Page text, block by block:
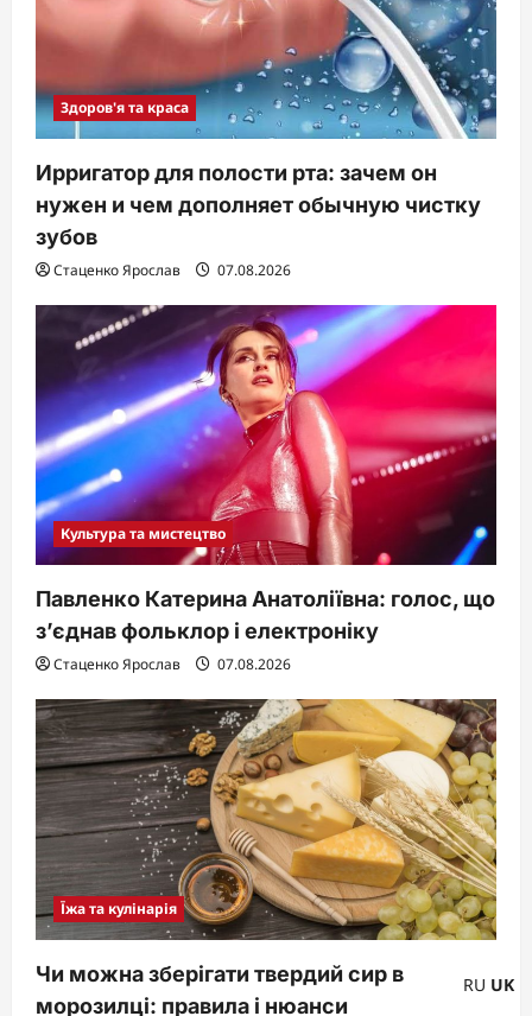
Здоров'я та краса
Ирригатор для полости рта: зачем он
нужен и чем дополняет обычную чистку
зубов
Стаценко Ярослав 07.08.2026
Культура та мистецтво
Павленко Катерина Анатоліївна: голос, що
з’єднав фольклор і електроніку
Стаценко Ярослав 07.08.2026
Їжа та кулінарія
Чи можна зберігати твердий сир в
морозилці: правила і нюанси
RU UK